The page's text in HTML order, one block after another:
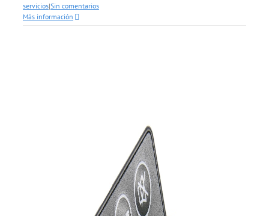
servicios|Sin comentarios
Más información